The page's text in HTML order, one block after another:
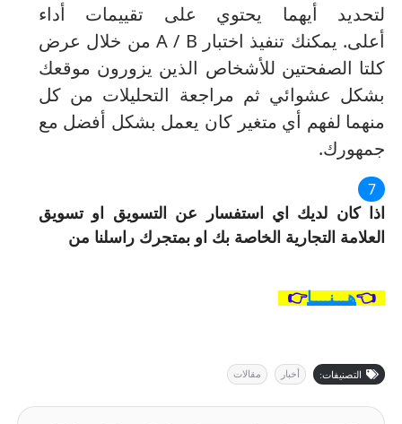
لتحديد أيهما يحتوي على تقييمات أداء
أعلى.
يمكنك تنفيذ اختبار A / B من خلال عرض
كلتا الصفحتين للأشخاص الذين يزورون موقعك
بشكل عشوائي ثم مراجعة التحليلات من كل
منهما لفهم أي متغير كان يعمل بشكل أفضل مع
جمهورك.
اذا كان لديك اي استفسار عن التسويق او تسويق
العلامة التجارية الخاصة بك او بمتجرك راسلنا من
👈هـــنــــا👉
التصنيفات: أخبار مقالات